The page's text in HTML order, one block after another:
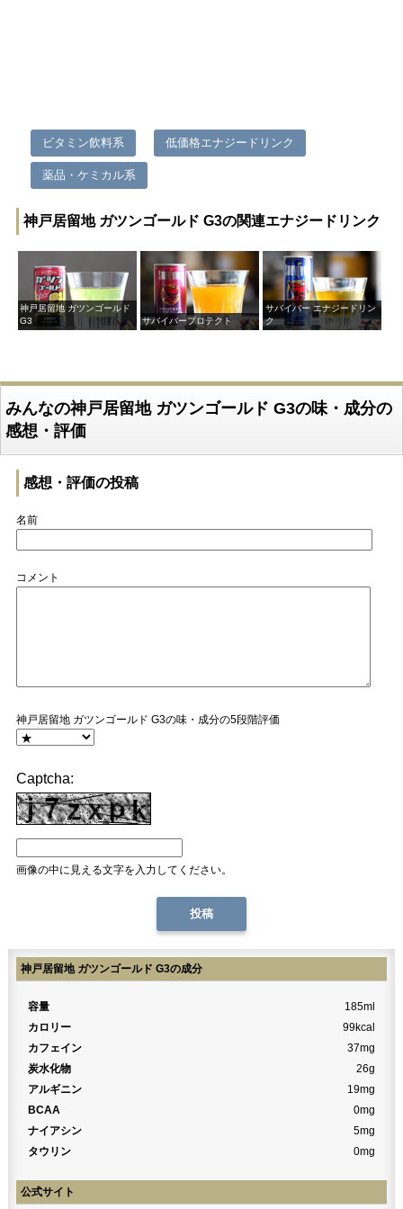
ビタミン飲料系 低価格エナジードリンク
薬品・ケミカル系
神戸居留地 ガツンゴールド G3の関連エナジードリンク
神戸居留地 ガツンゴールド
G3
サバイバープロテクト
サバイバー エナジードリン
ク
みんなの神戸居留地 ガツンゴールド G3の味・成分の
感想・評価
感想・評価の投稿
名前
コメント
神戸居留地 ガツンゴールド G3の味・成分の5段階評価
Captcha:
画像の中に見える文字を入力してください。
神戸居留地 ガツンゴールド G3の成分
容量
185ml
カロリー
99kcal
カフェイン
37mg
炭水化物
26g
アルギニン
19mg
BCAA
0mg
ナイアシン
5mg
タウリン
0mg
公式サイト